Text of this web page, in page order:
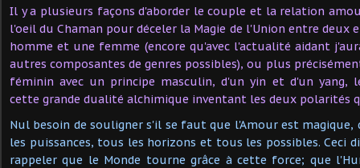
Il y a plusieurs façons d'aborder le couple et la relation
l'oeil du Chaman pour déceler la Magie de l'Union entre deux
homme et une femme (encore qu'avec l'actualité aidant
autres composantes de genres possibles), ou plus
féminin avec un principe masculin, d'un yin et d'un yang,
cette grande dualité alchimique inventant les deux polarités
Nul besoin de souligner s'il se faut que l'Amour est
les puissances, tous les horizons et tous les possibles. Ceci
rappeler que le Monde tourne grâce à cette force; que